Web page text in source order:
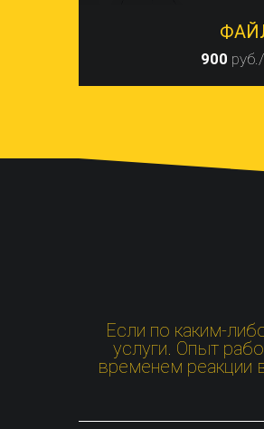
900
Если по каким-
услуги. Опыт
временем реакции